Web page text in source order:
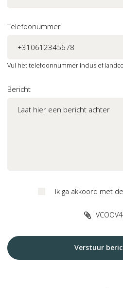
Telefoonummer
Vul het telefoonnummer inclusief
Bericht
Ik ga akkoord met
Verstuur